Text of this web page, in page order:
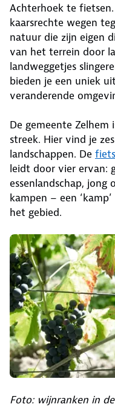
Achterhoek te
kaarsrechte wegen
natuur die zijn eigen
van het terrein door
landweggetjes
bieden je een uniek
veranderende
De gemeente Zelhem
streek. Hier vind je
landschappen. De
leidt door vier ervan:
essenlandschap, jong
kampen – een
het gebied.
Foto: wijnranken in